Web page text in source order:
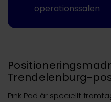
Trendelenburg-
Pink Pad är speciellt
operationssalen